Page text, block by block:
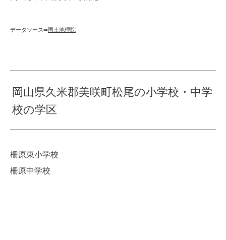
データソース➡︎国土地理院
岡山県久米郡美咲町松尾の小学校・中学
校の学区
柵原東小学校
柵原中学校